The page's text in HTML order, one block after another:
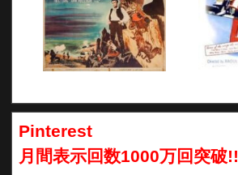
Pinterest
月間表示回数1000万回突破!!